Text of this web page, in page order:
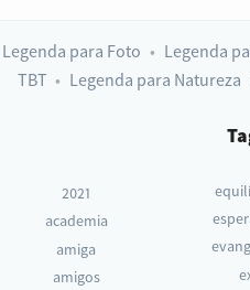
Legenda para Foto Legenda
TBT
Legenda para Natureza
2021
academia
amiga
amigos